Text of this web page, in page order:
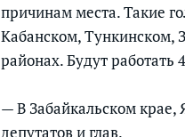
причинам места. Такие
Кабанском, Тункинском,
районах. Будут работать
— В Забайкальском
депутатов и глав.